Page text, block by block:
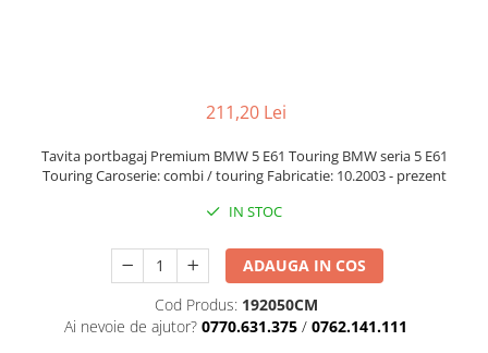
211,20 Lei
Tavita portbagaj Premium BMW 5 E61 Touring BMW seria 5 E61
Touring Caroserie: combi / touring Fabricatie: 10.2003 - prezent
IN STOC
ADAUGA IN COS
Cod Produs: 192050CM
Ai nevoie de ajutor? 0770.631.375 / 0762.141.111